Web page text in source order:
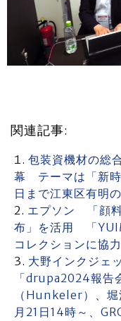
関連記事:
包装資機材の総
幕 テーマは「新
日まで江東区有明
エプソン 「顔
布」を活用 「
コレクションに協力
大野インクジェ
「drupa2024報
（Hunkeler）、
月21日14時～、